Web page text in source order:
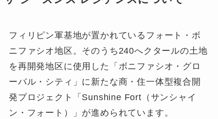
フィリピン軍基地が置かれているフォート・ボ
ニファシオ地区。そのうち240へクタールの土地
を再開発地区に使用した「ボニファシオ・グロ
ーバル・シティ」に新たな商・住一体型複合開
発プロジェクト「Sunshine Fort（サンシャイ
ン・フォート）」が進められています。